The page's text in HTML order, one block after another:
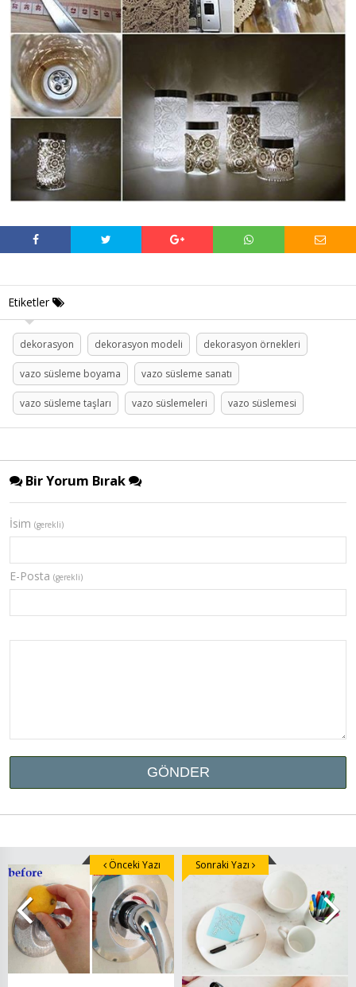
Etiketler
dekorasyon dekorasyon modeli dekorasyon örnekleri
vazo süsleme boyama vazo süsleme sanatı
vazo süsleme taşları vazo süslemeleri vazo süslemesi
Bir Yorum Bırak
İsim (gerekli)
E-Posta (gerekli)
Önceki Yazı Sonraki Yazı